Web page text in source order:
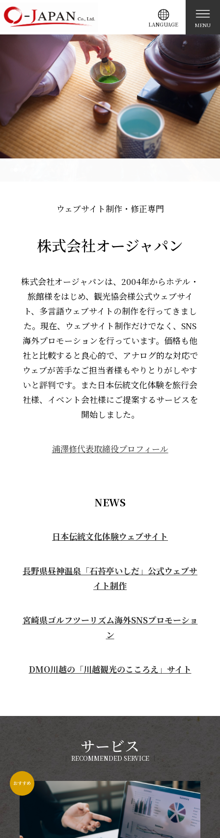
LANGUAGE MENU
ウェブサイト制作・修正専門
株式会社オージャパン
株式会社オージャパンは、2004年からホテル・
旅館様をはじめ、観光協会様公式ウェブサイ
ト、多言語ウェブサイトの制作を行ってきまし
た。現在、ウェブサイト制作だけでなく、SNS
海外プロモーションを行っています。価格も他
社と比較すると良心的で、アナログ的な対応で
ウェブが苦手なご担当者様もやりとりがしやす
いと評判です。また日本伝統文化体験を旅行会
社様、イベント会社様にご提案するサービスを
開始しました。
浦澤修代表取締役プロフィール
NEWS
日本伝統文化体験ウェブサイト
長野県昼神温泉「石苔亭いしだ」公式ウェブサ
イト制作
宮崎県ゴルフツーリズム海外SNSプロモーショ
ン
DMO川越の「川越観光のこころえ」サイト
サービス
RECOMMENDED SERVICE
おすすめ